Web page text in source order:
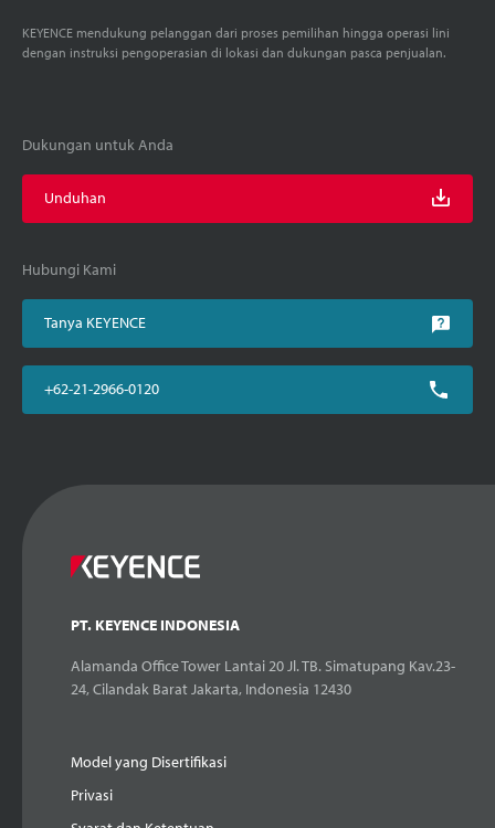
KEYENCE mendukung pelanggan dari proses pemilihan hingga operasi lini
dengan instruksi pengoperasian di lokasi dan dukungan pasca penjualan.
Dukungan untuk Anda
Unduhan
Hubungi Kami
Tanya KEYENCE
+62-21-2966-0120
PT. KEYENCE INDONESIA
Alamanda Office Tower Lantai 20 Jl. TB. Simatupang Kav.23-
24, Cilandak Barat Jakarta, Indonesia 12430
Model yang Disertifikasi
Privasi